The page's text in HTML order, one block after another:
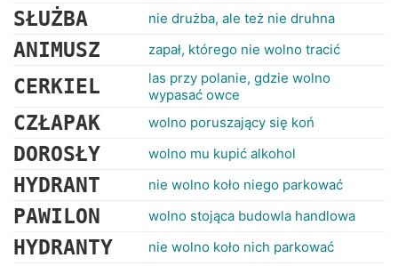
SŁUŻBA nie drużba, ale też nie druhna
ANIMUSZ zapał, którego nie wolno tracić
CERKIEL
las przy polanie, gdzie wolno
wypasać owce
CZŁAPAK wolno poruszający się koń
DOROSŁY wolno mu kupić alkohol
HYDRANT nie wolno koło niego parkować
PAWILON wolno stojąca budowla handlowa
HYDRANTY nie wolno koło nich parkować